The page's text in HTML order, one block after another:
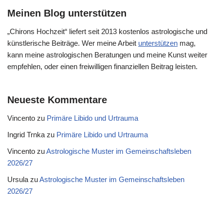
Meinen Blog unterstützen
„Chirons Hochzeit“ liefert seit 2013 kostenlos astrologische und
künstlerische Beiträge. Wer meine Arbeit unterstützen mag,
kann meine astrologischen Beratungen und meine Kunst weiter
empfehlen, oder einen freiwilligen finanziellen Beitrag leisten.
Neueste Kommentare
Vincento zu Primäre Libido und Urtrauma
Ingrid Trnka zu Primäre Libido und Urtrauma
Vincento zuAstrologische Muster im Gemeinschaftsleben
2026/27
Ursula zuAstrologische Muster im Gemeinschaftsleben
2026/27